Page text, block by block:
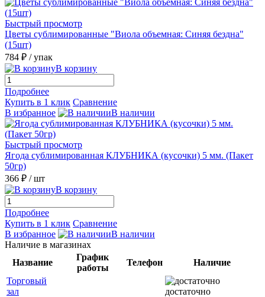
Быстрый просмотр
Цветы сублимированные "Виола объемная: Синяя бездна"
(15шт)
784 ₽ / упак
В корзину
Подробнее
Купить в 1 клик Сравнение
В избранное
В наличии
Быстрый просмотр
Ягода сублимированная КЛУБНИКА (кусочки) 5 мм. (Пакет
50гр)
366 ₽ / шт
В корзину
Подробнее
Купить в 1 клик Сравнение
В избранное
В наличии
Наличие в магазинах
Название
График
работы
Телефон
Наличие
Торговый
зал
достаточно